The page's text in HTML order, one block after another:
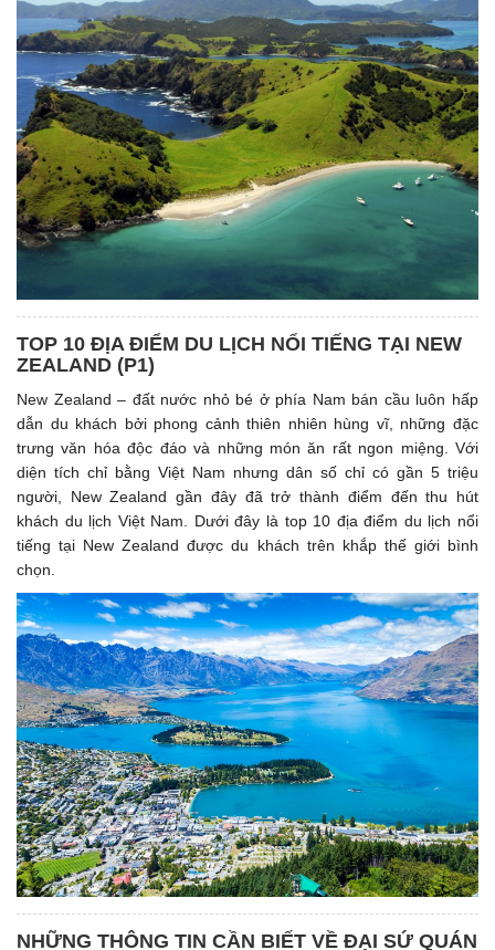
TOP 10 ĐỊA ĐIỂM DU LỊCH NỔI TIẾNG TẠI NEW
ZEALAND (P1)
New Zealand – đất nước nhỏ bé ở phía Nam bán cầu luôn hấp
dẫn du khách bởi phong cảnh thiên nhiên hùng vĩ, những đặc
trưng văn hóa độc đáo và những món ăn rất ngon miệng. Với
diện tích chỉ bằng Việt Nam nhưng dân số chỉ có gần 5 triệu
người, New Zealand gần đây đã trở thành điểm đến thu hút
khách du lịch Việt Nam. Dưới đây là top 10 địa điểm du lịch nổi
tiếng tại New Zealand được du khách trên khắp thế giới bình
chọn.
NHỮNG THÔNG TIN CẦN BIẾT VỀ ĐẠI SỨ QUÁN